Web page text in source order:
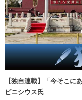
【独自連載】「今そこ
ビニシウス氏